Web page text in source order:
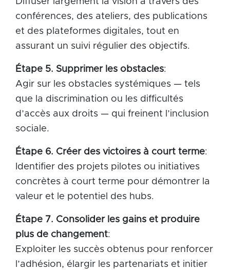
conférences, des ateliers, des publications
et des plateformes digitales, tout en
assurant un suivi régulier des objectifs.
Étape 5. Supprimer les obstacles:
Agir sur les obstacles systémiques — tels
que la discrimination ou les difficultés
d’accès aux droits — qui freinent l’inclusion
sociale.
Étape 6. Créer des victoires à court terme:
Identifier des projets pilotes ou initiatives
concrètes à court terme pour démontrer la
valeur et le potentiel des hubs.
Étape 7. Consolider les gains et produire
plus de changement:
Exploiter les succès obtenus pour renforcer
l’adhésion, élargir les partenariats et initier